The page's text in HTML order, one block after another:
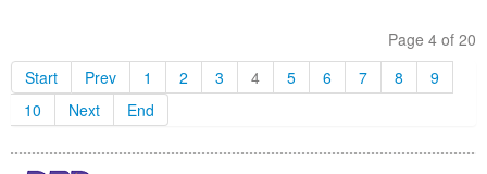
Page 4 of 20
Start
Prev 1 2 3 4 5 6 7 8
9
10
Next End